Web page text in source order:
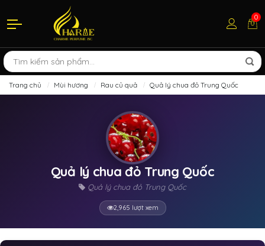
0
Trang chủ Mùi hương Rau củ quả Quả lý chua đỏ Trung Quốc
Quả lý chua đỏ Trung Quốc
Quả lý chua đỏ Trung Quốc
2,965 lượt xem